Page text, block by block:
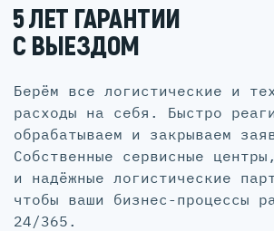
5 ЛЕТ ГАРАНТИИ
С ВЫЕЗДОМ
Берём все логистические и
расходы на себя. Быстро
обрабатываем и закрываем
Собственные сервисные
и надёжные логистические
чтобы ваши бизнес-процессы
24/365.